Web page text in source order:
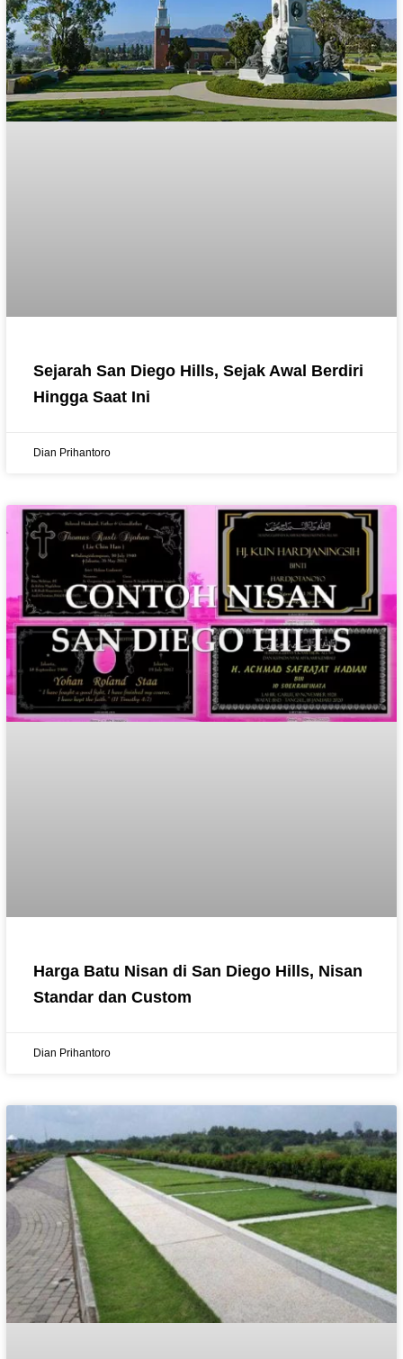
Sejarah San Diego Hills, Sejak Awal Berdiri
Hingga Saat Ini
Dian Prihantoro
Harga Batu Nisan di San Diego Hills, Nisan
Standar dan Custom
Dian Prihantoro